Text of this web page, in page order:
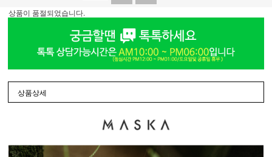
상품이 품절되었습니다.
상품상세